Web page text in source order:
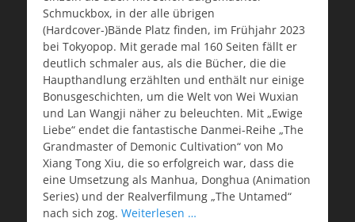
Schmuckbox, in der alle übrigen
(Hardcover-)Bände Platz finden, im Frühjahr 2023
bei Tokyopop. Mit gerade mal 160 Seiten fällt er
deutlich schmaler aus, als die Bücher, die die
Haupthandlung erzählten und enthält nur einige
Bonusgeschichten, um die Welt von Wei Wuxian
und Lan Wangji näher zu beleuchten. Mit „Ewige
Liebe“ endet die fantastische Danmei-Reihe „The
Grandmaster of Demonic Cultivation“ von Mo
Xiang Tong Xiu, die so erfolgreich war, dass die
eine Umsetzung als Manhua, Donghua (Animation
Series) und der Realverfilmung „The Untamed“
nach sich zog. Weiterlesen …